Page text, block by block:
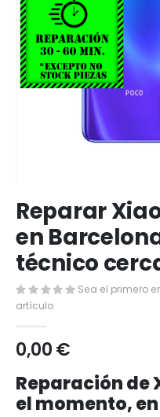
al
comienzo
de
la
galería
de
imágenes
Reparar
en
técnico
Sea el primero
artículo
0,00 €
Reparación de
el momento,